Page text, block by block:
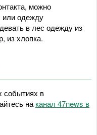
можно
или одежду
в лес одежду из
из хлопка.
событиях в
на канал 47news в